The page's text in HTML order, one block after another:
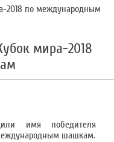
2018 по международным
мира-2018
имя победителя
шашкам.